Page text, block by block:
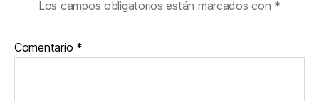
Los campos obligatorios están marcados con *
Comentario *